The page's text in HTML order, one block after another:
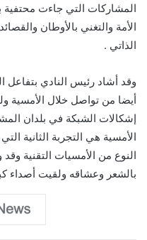
المشاركات التي جاءت محتفية
الأمة والتغني بالأوطان
الذاتي .
وقد أشاد رئيس النادي بتفاعل
أيضا من تواصل خلال الأمسية
إشكالات الشبكة في بلدان
الأمسية هي التجربة الثانية
النوع من الأمسيات التقنية
بالشعر وعشاقه ولقيت أصداء